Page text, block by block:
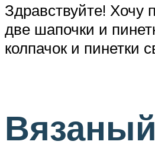
Здравствуйте! Хочу
две шапочки и
колпачок и пинетки